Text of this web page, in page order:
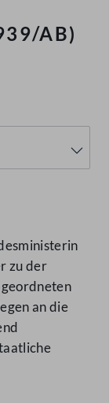
AB)
zu der
an die